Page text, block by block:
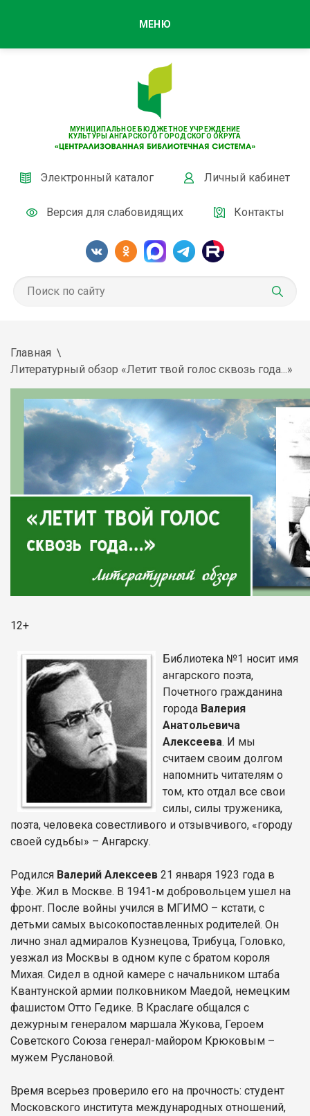
МУНИЦИПАЛЬНОЕ БЮДЖЕТНОЕ УЧРЕЖДЕНИЕ
КУЛЬТУРЫ АНГАРСКОГО ГОРОДСКОГО ОКРУГА
Электронный каталог Личный кабинет
Версия для слабовидящих Контакты
МЕНЮ
Главная
Литературный обзор «Летит твой голос сквозь года...»
12+
Библиотека №1 носит имя
ангарского поэта,
Почетного гражданина
города Валерия
Анатольевича
Алексеева. И мы
считаем своим долгом
напомнить читателям о
том, кто отдал все свои
силы, силы труженика,
поэта, человека совестливого и отзывчивого, «городу
своей судьбы» – Ангарску.
Родился Валерий Алексеев 21 января 1923 года в
Уфе. Жил в Москве. В 1941-м добровольцем ушел на
фронт. После войны учился в МГИМО – кстати, с
детьми самых высокопоставленных родителей. Он
лично знал адмиралов Кузнецова, Трибуца, Головко,
уезжал из Москвы в одном купе с братом короля
Михая. Сидел в одной камере с начальником штаба
Квантунской армии полковником Маедой, немецким
фашистом Отто Гедике. В Краслаге общался с
дежурным генералом маршала Жукова, Героем
Советского Союза генерал-майором Крюковым –
мужем Руслановой.
Время всерьез проверило его на прочность: студент
Московского института международных отношений,